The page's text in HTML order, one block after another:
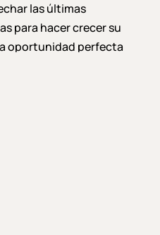
las últimas
para hacer crecer su
oportunidad perfecta